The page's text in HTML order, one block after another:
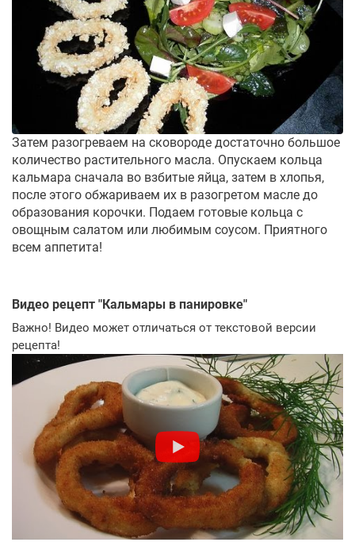
Затем разогреваем на сковороде достаточно большое
количество растительного масла. Опускаем кольца
кальмара сначала во взбитые яйца, затем в хлопья,
после этого обжариваем их в разогретом масле до
образования корочки. Подаем готовые кольца с
овощным салатом или любимым соусом. Приятного
всем аппетита!
Видео рецепт "Кальмары в панировке"
Важно! Видео может отличаться от текстовой версии
рецепта!